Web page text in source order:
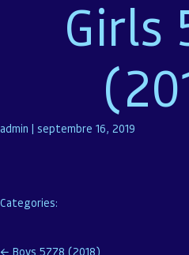
Girls
admin | septembre 16, 2019
Categories:
← Boys 5778 (2018)